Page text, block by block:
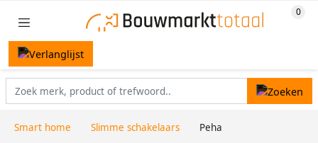
Smart home Slimme schakelaars Peha